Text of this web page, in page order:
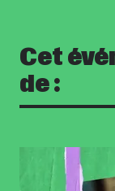
Cet
de :